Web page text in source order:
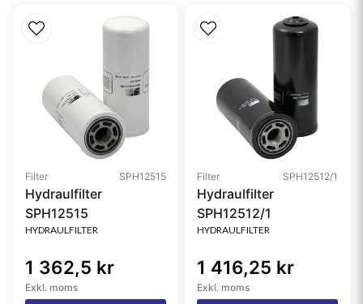
Filter SPH12515
Hydraulfilter
SPH12515
HYDRAULFILTER
1 362,5 kr
Exkl. moms
Filter SPH12512/1
Hydraulfilter
SPH12512/1
HYDRAULFILTER
1 416,25 kr
Exkl. moms